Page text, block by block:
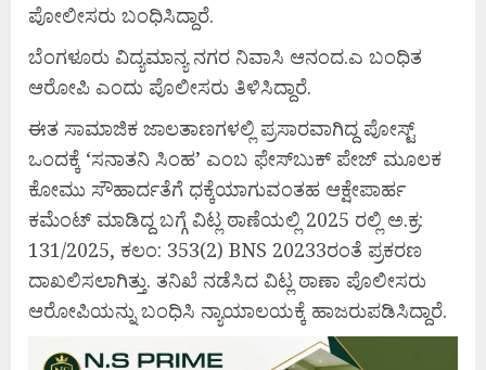
ಪೋಲೀಸರು ಬಂಧಿಸಿದ್ದಾರೆ.
ಬೆಂಗಳೂರು ವಿದ್ಯಮಾನ್ಯ ನಗರ ನಿವಾಸಿ ಆನಂದ.ಎ ಬಂಧಿತ
ಆರೋಪಿ ಎಂದು ಪೊಲೀಸರು ತಿಳಿಸಿದ್ದಾರೆ.
ಈತ ಸಾಮಾಜಿಕ ಜಾಲತಾಣಗಳಲ್ಲಿ ಪ್ರಸಾರವಾಗಿದ್ದ ಪೋಸ್ಟ್
ಒಂದಕ್ಕೆ ‘ಸನಾತನಿ ಸಿಂಹ’ ಎಂಬ ಫೇಸ್‌ಬುಕ್‌ ಪೇಜ್‌ ಮೂಲಕ
ಕೋಮು ಸೌಹಾರ್ದತೆಗೆ ಧಕ್ಕೆಯಾಗುವಂತಹ ಆಕ್ಷೇಪಾರ್ಹ
ಕಮೆಂಟ್ ಮಾಡಿದ್ದ ಬಗ್ಗೆ ವಿಟ್ಲ ಠಾಣೆಯಲ್ಲಿ 2025 ರಲ್ಲಿ ಅ.ಕ್ರ:
131/2025, ಕಲಂ: 353(2) BNS 20233ರಂತೆ ಪ್ರಕರಣ
ದಾಖಲಿಸಲಾಗಿತ್ತು. ತನಿಖೆ ನಡೆಸಿದ ವಿಟ್ಲ ಠಾಣಾ ಪೊಲೀಸರು
ಆರೋಪಿಯನ್ನು ಬಂಧಿಸಿ ನ್ಯಾಯಾಲಯಕ್ಕೆ ಹಾಜರುಪಡಿಸಿದ್ದಾರೆ.